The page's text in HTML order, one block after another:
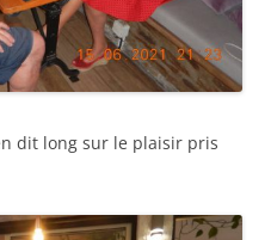
dit long sur le plaisir pris